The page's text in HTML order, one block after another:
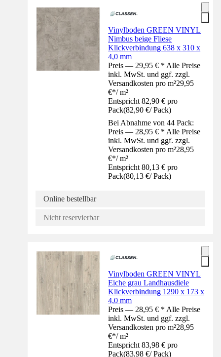
Vinylboden GREEN VINYL
Nimbus beige Fliese
Klickverbindung 638 x 310 x
4,0 mm
Preis — 29,95 € * Alle Preise
inkl. MwSt. und ggf. zzgl.
Versandkosten pro m²29,95
€*/ m²
Entspricht 82,90 € pro
Pack(82,90 €/ Pack)
Bei Abnahme von 44 Pack:
Preis — 28,95 € * Alle Preise
inkl. MwSt. und ggf. zzgl.
Versandkosten pro m²28,95
€*/ m²
Entspricht 80,13 € pro
Pack(80,13 €/ Pack)
Online bestellbar
Nicht reservierbar
Vinylboden GREEN VINYL
Eiche grau Landhausdiele
Klickverbindung 1290 x 173 x
4,0 mm
Preis — 28,95 € * Alle Preise
inkl. MwSt. und ggf. zzgl.
Versandkosten pro m²28,95
€*/ m²
Entspricht 83,98 € pro
Pack(83,98 €/ Pack)